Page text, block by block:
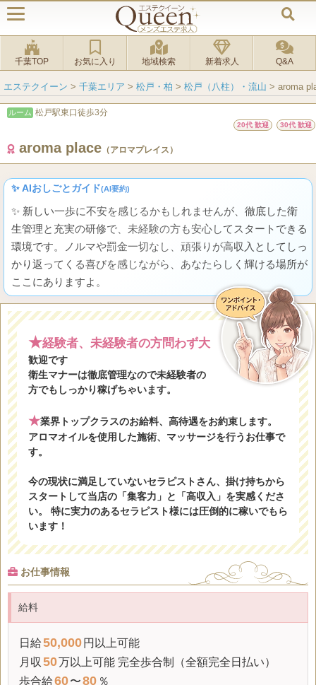
千葉TOP お気に入り 地域検索 新着求人 Q&A
エステクイーン > 千葉エリア > 松戸・柏 > 松戸（八柱）・流山 > aroma
ルーム 松戸駅東口徒歩3分
20代 歓迎 30代 歓迎
aroma place （アロマプレイス）
✨ AIおしごとガイド(AI要約)
✨ 新しい一歩に不安を感じるかもしれませんが、徹底した衛
生管理と充実の研修で、未経験の方も安心してスタートできる
環境です。ノルマや罰金一切なし、頑張りが高収入としてしっ
かり返ってくる喜びを感じながら、あなたらしく輝ける場所が
ここにありますよ。
★経験者、未経験者の方問わず大
歓迎です
衛生マナーは徹底管理なので未経験者の
方でもしっかり稼げちゃいます。
★業界トップクラスのお給料、高待遇をお約束します。
アロマオイルを使用した施術、マッサージを行うお仕事で
す。
今の現状に満足していないセラピストさん、掛け持ちから
スタートして当店の「集客力」と「高収入」を実感くださ
い。 特に実力のあるセラピスト様には圧倒的に稼いでもら
います！
お仕事情報
給料
日給50,000 円以上可能
月収 50万以上可能 完全歩合制（全額完全日払い）
歩合給60〜80 ％